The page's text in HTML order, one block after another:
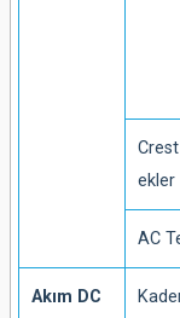
ekler
AC
Akım DC